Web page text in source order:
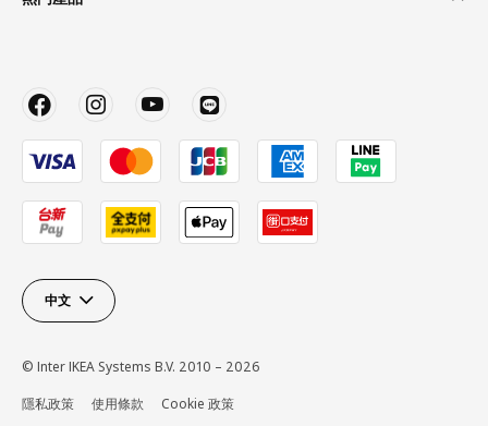
中文
© Inter IKEA Systems B.V. 2010 – 2026
隱私政策
使用條款 Cookie 政策